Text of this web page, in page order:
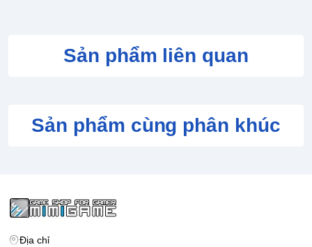
Sản phẩm liên quan
Sản phẩm cùng phân khúc
Địa chỉ